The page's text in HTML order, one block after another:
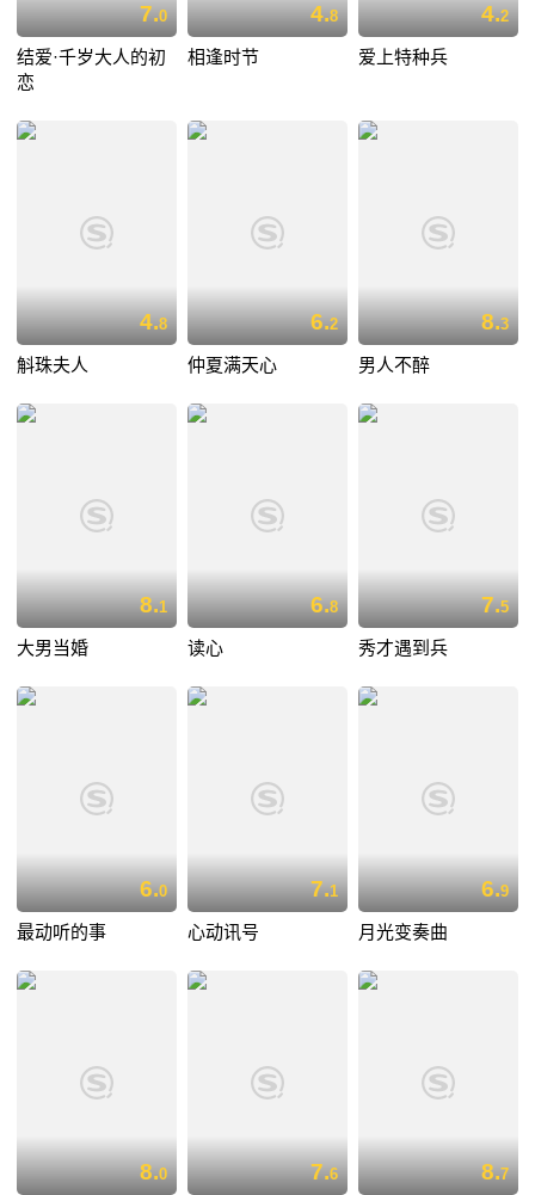
7.0
结爱·千岁大人的初
恋
4.8
相逢时节
4.2
爱上特种兵
4.8
斛珠夫人
6.2
仲夏满天心
8.3
男人不醉
8.1
大男当婚
6.8
读心
7.5
秀才遇到兵
6.0
最动听的事
7.1
心动讯号
6.9
月光变奏曲
8.0 7.6 8.7